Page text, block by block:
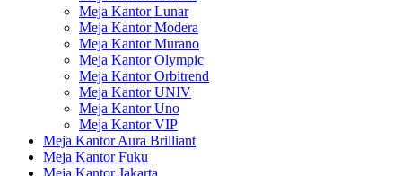
Meja Kantor Lunar
Meja Kantor Modera
Meja Kantor Murano
Meja Kantor Olympic
Meja Kantor Orbitrend
Meja Kantor UNIV
Meja Kantor Uno
Meja Kantor VIP
Meja Kantor Aura Brilliant
Meja Kantor Fuku
Meja Kantor Jakarta